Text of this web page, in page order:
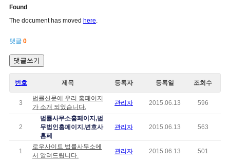
Found
The document has moved here
댓글 0
댓글쓰기
번호 제목 등록자 등록일 조회수
3
법률신문에 우리 홈페이지
가 소개 되었습니다.
관리자 2015.06.13 596
2
법률사무소홈페이지,법
무법인홈페이지,변호사
홈페
관리자 2015.06.13 563
1
로우사이트 법률사무소에
서 알려드립니다.
관리자 2015.06.13 501